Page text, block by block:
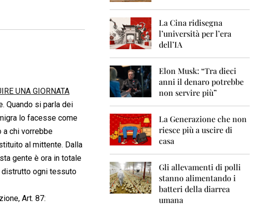
2
0
0
2
0
9
UNA GIORNATA
Quando si parla dei
lo facesse come
a chi vorrebbe
al mittente. Dalla
gente è ora in totale
distrutto ogni tessuto
Art. 87:
La Cina ridisegna
l’università per l’era
dell’IA
Elon Musk: “Tra dieci
anni il denaro potrebbe
non servire più”
La Generazione che non
riesce più a uscire di
casa
Gli allevamenti di polli
stanno alimentando i
batteri della diarrea
umana